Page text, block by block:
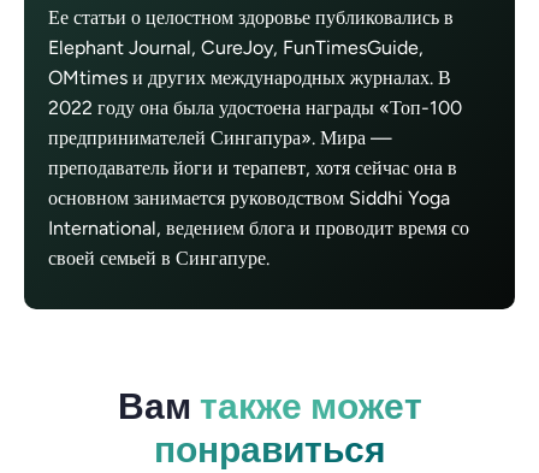
Ее статьи о целостном здоровье публиковались в
Elephant Journal, CureJoy, FunTimesGuide,
OMtimes и других международных журналах. В
2022 году она была удостоена награды «Топ-100
предпринимателей Сингапура». Мира —
преподаватель йоги и терапевт, хотя сейчас она в
основном занимается руководством Siddhi Yoga
International, ведением блога и проводит время со
своей семьей в Сингапуре.
Вам также может
понравиться